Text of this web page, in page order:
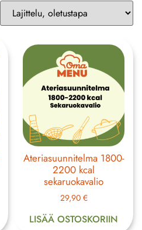
Ateriasuunnitelma 1800-
2200 kcal
sekaruokavalio
29,90 €
LISÄÄ OSTOSKORIIN